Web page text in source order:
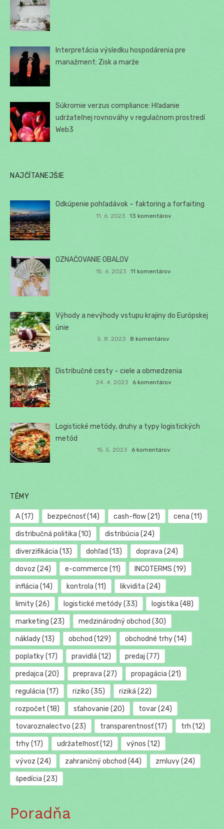
Interpretácia výsledku hospodárenia pre
manažment: Zisk a marže
Súkromie verzus compliance: Hľadanie
udržateľnej rovnováhy v regulačnom prostredí
Web3
NAJČÍTANEJŠIE
Odkúpenie pohľadávok – faktoring a forfaiting
11. 6. 2023 13 komentárov
OZNAČOVANIE OBALOV
15. 6. 2023 11 komentárov
Výhody a nevýhody vstupu krajiny do Európskej
únie
5. 8. 2023 8 komentárov
Distribučné cesty – ciele a obmedzenia
24. 4. 2023 6 komentárov
Logistické metódy, druhy a typy logistických
metód
15. 5. 2023 6 komentárov
TÉMY
A(17) bezpečnosť(14) cash-flow(21) cena (11)
distribučná politika (10) distribúcia (24)
diverzifikácia (13) dohľad (13) doprava (24)
dovoz (24) e-commerce (11) INCOTERMS (19)
inflácia (14) kontrola (11) likvidita (24)
limity(26) logistické metódy(33) logistika (48)
marketing (23) medzinárodný obchod (30)
náklady(13) obchod (129) obchodné trhy(14)
poplatky(17) pravidlá (12) predaj (77)
predajca (20) preprava (27) propagácia (21)
regulácia (17) riziko (35) riziká (22)
rozpočet (18) sťahovanie (20) tovar(24)
tovaroznalectvo (23) transparentnosť(17) trh (12)
trhy(17) udržateľnosť(12) výnos (12)
vývoz (24) zahraničný obchod (44) zmluvy(24)
špedícia (23)
Poradňa